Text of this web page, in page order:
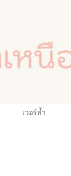
เวอร์ล้ำ